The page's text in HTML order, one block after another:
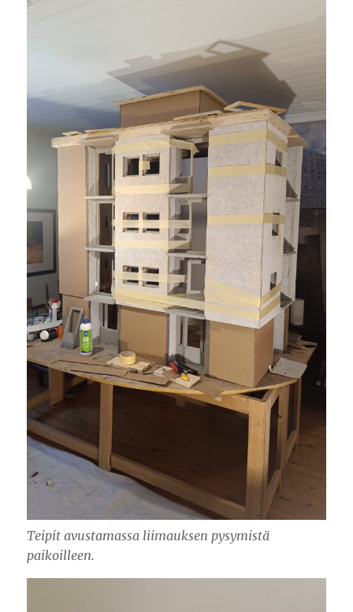
Teipit avustamassa liimauksen pysymistä
paikoilleen.